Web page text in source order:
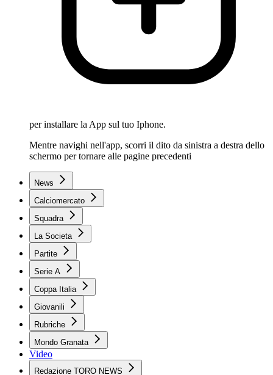
per installare la App sul tuo Iphone.
Mentre navighi nell'app, scorri il dito da sinistra a destra dello
schermo per tornare alle pagine precedenti
News
Calciomercato
Squadra
La Societa
Partite
Serie A
Coppa Italia
Giovanili
Rubriche
Mondo Granata
Video
Redazione TORO NEWS